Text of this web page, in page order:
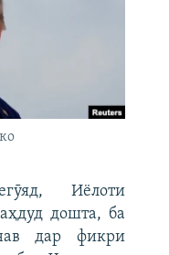
Иёлоти
дошта, ба
дар фикри